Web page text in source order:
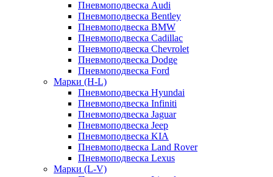
Пневмоподвеска Audi
Пневмоподвеска Bentley
Пневмоподвеска BMW
Пневмоподвеска Cadillac
Пневмоподвеска Chevrolet
Пневмоподвеска Dodge
Пневмоподвеска Ford
Марки (H-L)
Пневмоподвеска Hyundai
Пневмоподвеска Infiniti
Пневмоподвеска Jaguar
Пневмоподвеска Jeep
Пневмоподвеска KIA
Пневмоподвеска Land Rover
Пневмоподвеска Lexus
Марки (L-V)